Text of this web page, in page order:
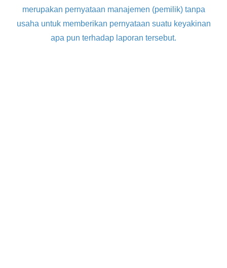
merupakan pernyataan manajemen (pemilik) tanpa
usaha untuk memberikan pernyataan suatu keyakinan
apa pun terhadap laporan tersebut.